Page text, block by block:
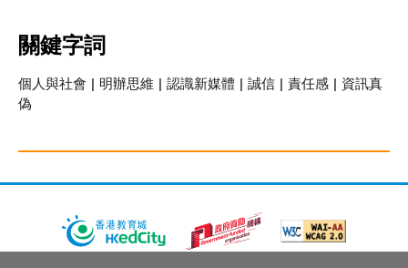
關鍵字詞
個人與社會 | 明辦思維 | 認識新媒體 | 誠信 | 責任感 | 資訊真
偽